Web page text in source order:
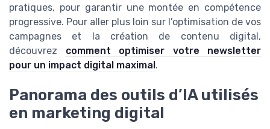
pratiques, pour garantir une montée en compétence
progressive. Pour aller plus loin sur l’optimisation de vos
campagnes et la création de contenu digital,
découvrez comment optimiser votre newsletter
pour un impact digital maximal .
Panorama des outils d’IA utilisés
en marketing digital